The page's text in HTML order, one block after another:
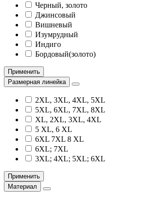
Черный, золото
Джинсовый
Вишневый
Изумрудный
Индиго
Бордовый(золото)
Применить
Размерная линейка
2XL, 3XL, 4XL, 5XL
5XL, 6XL, 7XL, 8XL
XL, 2XL, 3XL, 4XL
5 XL, 6 XL
6XL 7XL 8 XL
6XL; 7XL
3XL; 4XL; 5XL; 6XL
Применить
Материал